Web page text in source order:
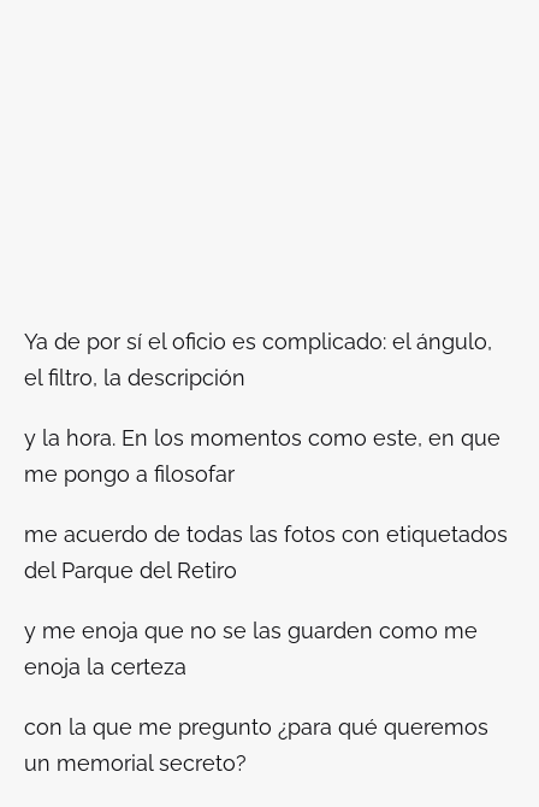
Ya de por sí el oficio es complicado: el ángulo,
el filtro, la descripción
y la hora. En los momentos como este, en que
me pongo a filosofar
me acuerdo de todas las fotos con etiquetados
del Parque del Retiro
y me enoja que no se las guarden como me
enoja la certeza
con la que me pregunto ¿para qué queremos
un memorial secreto?